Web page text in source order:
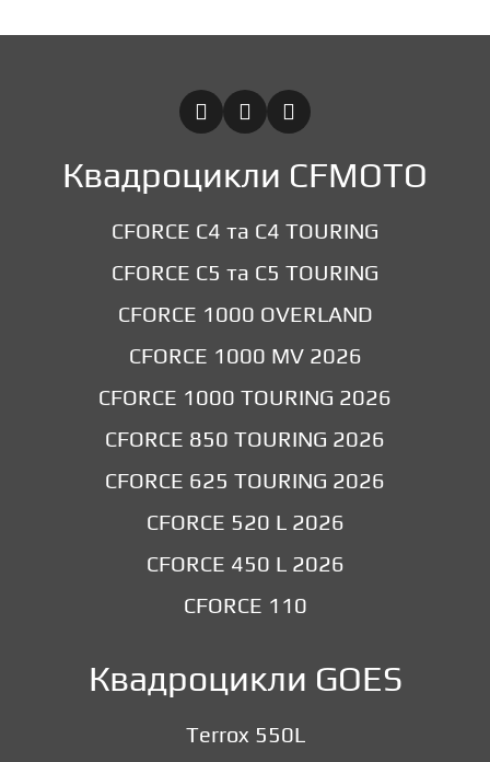
Квадроцикли CFMOTO
CFORCE C4 та C4 TOURING
CFORCE C5 та C5 TOURING
CFORCE 1000 OVERLAND
CFORCE 1000 MV 2026
CFORCE 1000 TOURING 2026
CFORCE 850 TOURING 2026
CFORCE 625 TOURING 2026
CFORCE 520 L 2026
CFORCE 450 L 2026
CFORCE 110
Квадроцикли GOES
Terrox 550L